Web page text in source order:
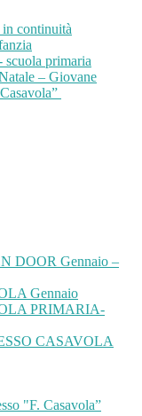
continuità
scuola primaria
– Giovane
DOOR Gennaio –
Gennaio
PRIMARIA-
CASAVOLA
"F. Casavola”